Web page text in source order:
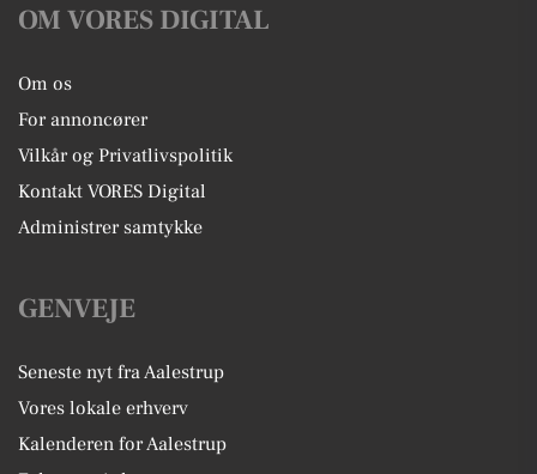
OM VORES DIGITAL
Om os
For annoncører
Vilkår og Privatlivspolitik
Kontakt VORES Digital
Administrer samtykke
GENVEJE
Seneste nyt fra Aalestrup
Vores lokale erhverv
Kalenderen for Aalestrup